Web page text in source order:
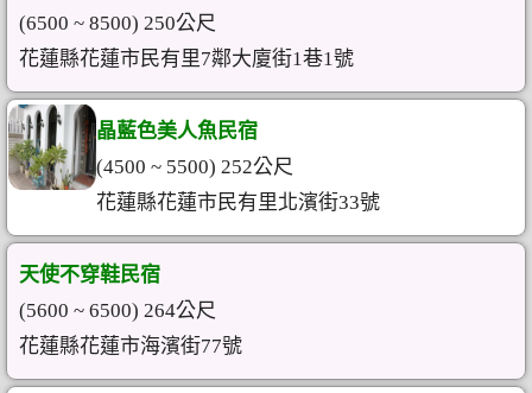
(6500 ~ 8500) 250公尺
花蓮縣花蓮市民有里7鄰大廈街1巷1號
晶藍色美人魚民宿
(4500 ~ 5500) 252公尺
花蓮縣花蓮市民有里北濱街33號
天使不穿鞋民宿
(5600 ~ 6500) 264公尺
花蓮縣花蓮市海濱街77號